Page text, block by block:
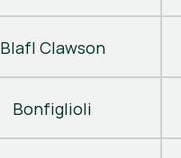
Blafl Clawson
Bonfiglioli